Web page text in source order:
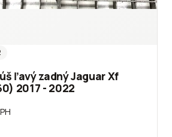
ľavý zadný Jaguar Xf
2017 - 2022